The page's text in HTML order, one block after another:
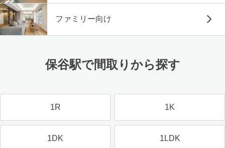
ファミリー向け
保谷駅で間取りから探す
1R 1K
1DK 1LDK